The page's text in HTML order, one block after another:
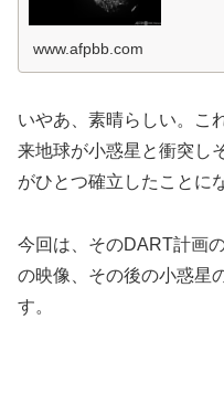
www.afpbb.com
いやあ、素晴らしい。こ
来地球が小惑星と衝突し
がひとつ確立したことに
今回は、そのDART計画
の映像、その後の小惑星
す。